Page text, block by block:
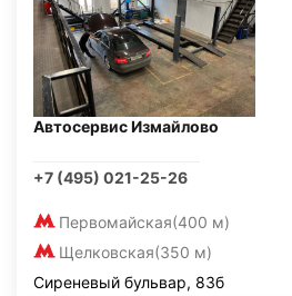
Автосервис Измайлово
+7 (495) 021-25-26
Первомайская(400 м)
Щелковская(350 м)
Сиреневый бульвар, 83б